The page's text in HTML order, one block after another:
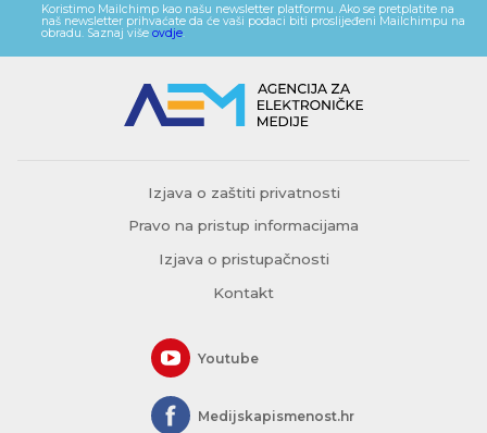
Koristimo Mailchimp kao našu newsletter platformu. Ako se pretplatite na
naš newsletter prihvaćate da će vaši podaci biti proslijeđeni Mailchimpu na
obradu. Saznaj više ovdje.
Izjava o zaštiti privatnosti
Pravo na pristup informacijama
Izjava o pristupačnosti
Kontakt
Youtube
Medijskapismenost.hr